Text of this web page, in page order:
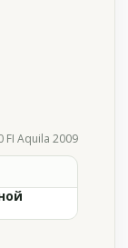
FI Aquila 2009